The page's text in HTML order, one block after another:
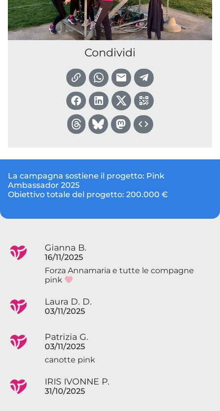
Condividi
La campagna sostiene il progetto: Pink
Ambassador 2025
Obiettivo totale del progetto: 200.000 €
Gianna B.
16/11/2025
Forza Annamaria e tutte le compagne
pink
Laura D. D.
03/11/2025
Patrizia G.
03/11/2025
canotte pink
IRIS IVONNE P.
31/10/2025